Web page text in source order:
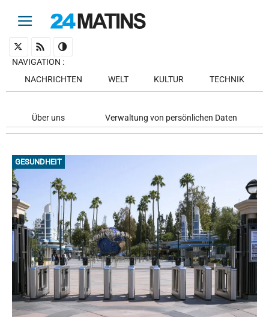
NAVIGATION :
NACHRICHTEN
WELT KULTUR TECHNIK
Über uns Verwaltung von persönlichen Daten
GESUNDHEIT